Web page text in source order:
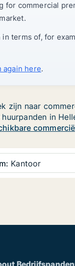
commercial
terms of, for
again here.
zijn naar
in
Kantoor